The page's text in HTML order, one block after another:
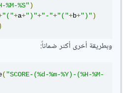
%M-%S")
+"("+a+")"+"-"+"("+b+")")
)
وبطريقة أخرى أكثر ضماناً:
("SCORE-(%d-%m-%Y)-(%H-%M-